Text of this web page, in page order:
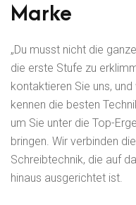
Marke
„Du musst nicht die
die erste Stufe zu
kontaktieren Sie uns,
kennen die besten
um Sie unter die Top-
bringen. Wir verbinden
Schreibtechnik, die auf
hinaus ausgerichtet ist.